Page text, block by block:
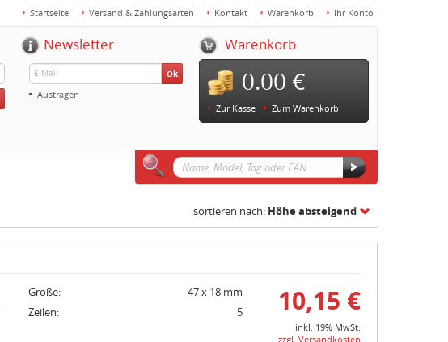
Ihr Konto
Warenkorb
Kontakt
Versand & Zahlungsarten
Startseite
Warenkorb
0.00 €
Zur Kasse Zum Warenkorb
Newsletter
Ok
Austragen
sortieren nach: Höhe absteigend
10,15 €
inkl. 19% MwSt.
zzgl. Versandkosten
Größe:
47 x 18 mm
Zeilen:
5